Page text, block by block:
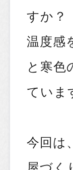
すか？
温度感
と寒色
ていま
今回は